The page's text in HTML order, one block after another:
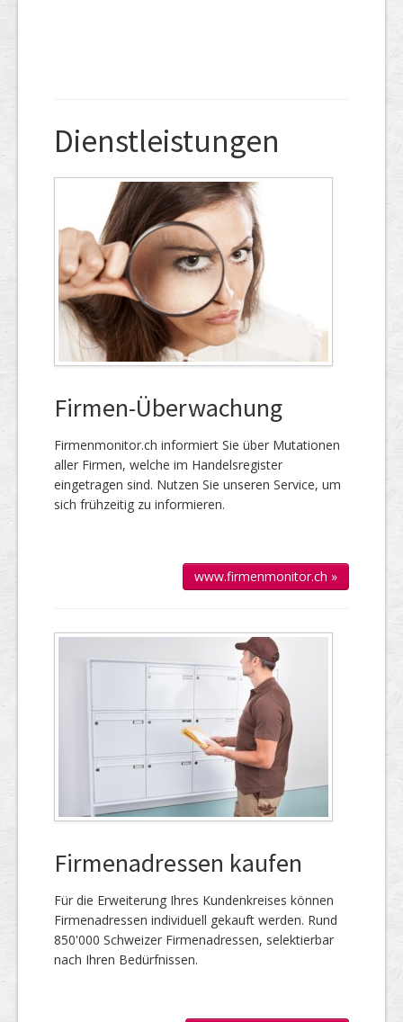
Dienstleistungen
Firmen-Überwachung
Firmenmonitor.ch informiert Sie über Mutationen
aller Firmen, welche im Handels­register
eingetragen sind. Nutzen Sie unseren Service, um
sich frühzeitig zu informieren.
www.firmenmonitor.ch »
Firmenadressen kaufen
Für die Er­wei­te­rung Ihres Kun­den­kreises kön­nen
Firmen­adressen individuell gekauft werden. Rund
850'000 Schweizer Firmen­adressen, selek­tierbar
nach Ihren Bedürfnissen.